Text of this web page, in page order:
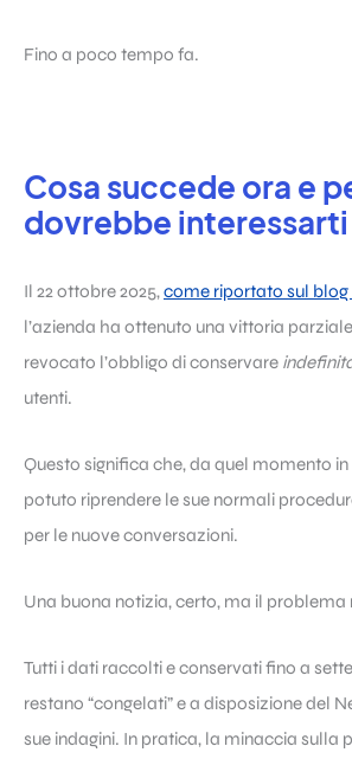
Fino a poco tempo fa.
Cosa succede ora e
dovrebbe interessarti
Il 22 ottobre 2025,come riportato sul blog
l’azienda ha ottenuto una vittoria
revocato l’obbligo di conservare
utenti.
Questo significa che, da quel momento in
potuto riprendere le sue normali
per le nuove conversazioni.
Una buona notizia, certo, ma il problema
Tutti i dati raccolti e conservati fino a
restano “congelati” e a disposizione del
sue indagini. In pratica, la minaccia sulla